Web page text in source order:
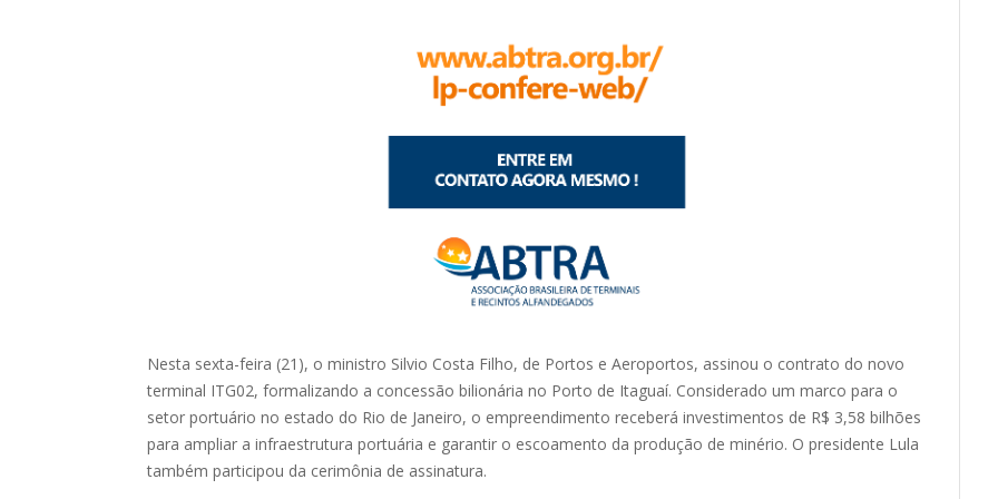
Nesta sexta-feira (21), o ministro Silvio Costa Filho, de Portos e Aeroportos, assinou o contrato do novo
terminal ITG02, formalizando a concessão bilionária no Porto de Itaguaí. Considerado um marco para o
setor portuário no estado do Rio de Janeiro, o empreendimento receberá investimentos de R$ 3,58 bilhões
para ampliar a infraestrutura portuária e garantir o escoamento da produção de minério. O presidente Lula
também participou da cerimônia de assinatura.